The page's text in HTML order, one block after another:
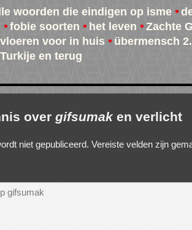
woorden die eindigen op isme
fobie soorten het leven
Zachte
voor in huis
übermensch
en terug
over gifsumak en verlicht
niet gepubliceerd. Vereiste velden zijn